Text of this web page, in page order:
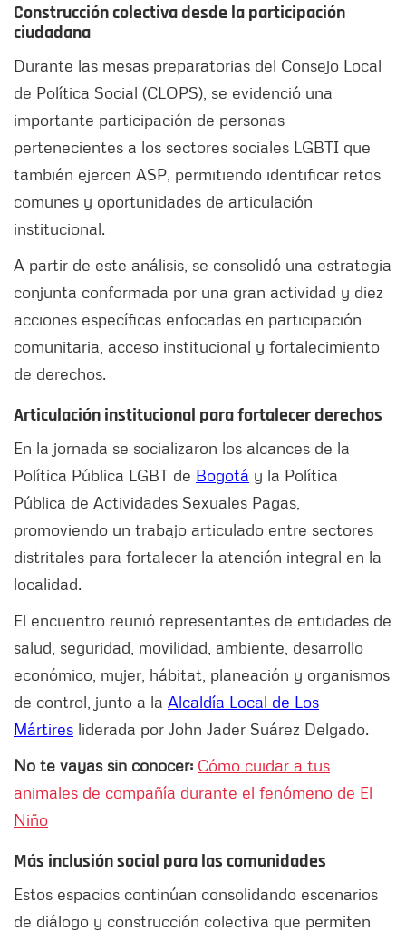
Construcción colectiva desde la participación
ciudadana
Durante las mesas preparatorias del Consejo Local
de Política Social (CLOPS), se evidenció una
importante participación de personas
pertenecientes a los sectores sociales LGBTI que
también ejercen ASP, permitiendo identificar retos
comunes y oportunidades de articulación
institucional.
A partir de este análisis, se consolidó una estrategia
conjunta conformada por una gran actividad y diez
acciones específicas enfocadas en participación
comunitaria, acceso institucional y fortalecimiento
de derechos.
Articulación institucional para fortalecer derechos
En la jornada se socializaron los alcances de la
Política Pública LGBT de Bogotá y la Política
Pública de Actividades Sexuales Pagas,
promoviendo un trabajo articulado entre sectores
distritales para fortalecer la atención integral en la
localidad.
El encuentro reunió representantes de entidades de
salud, seguridad, movilidad, ambiente, desarrollo
económico, mujer, hábitat, planeación y organismos
de control, junto a la Alcaldía Local de Los
Mártires liderada por John Jader Suárez Delgado.
No te vayas sin conocer: Cómo cuidar a tus
animales de compañía durante el fenómeno de El
Niño
Más inclusión social para las comunidades
Estos espacios continúan consolidando escenarios
de diálogo y construcción colectiva que permiten